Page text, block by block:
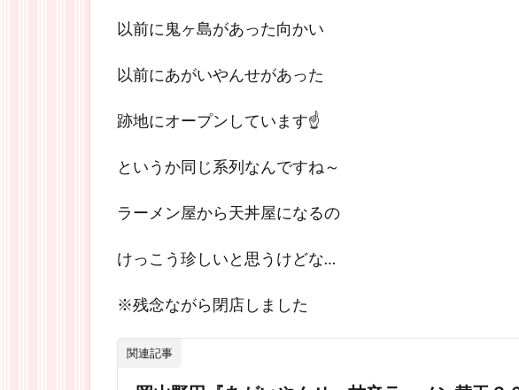
以前に鬼ヶ島があった向かい
以前にあがいやんせがあった
跡地にオープンしています☝
というか同じ系列なんですね～
ラーメン屋から天丼屋になるの
けっこう珍しいと思うけどな…
※残念ながら閉店しました
関連記事